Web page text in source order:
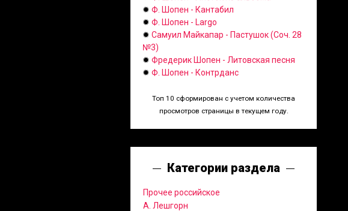
✹ Ф. Шопен - Кантабил
✹ Ф. Шопен - Largo
✹ Самуил Майкапар - Пастушок (Соч. 28
№3)
✹ Фредерик Шопен - Литовская песня
✹ Ф. Шопен - Контрданс
Топ 10 сформирован с учетом количества
просмотров страницы в текущем году.
Категории раздела
Прочее российское
А. Лешгорн